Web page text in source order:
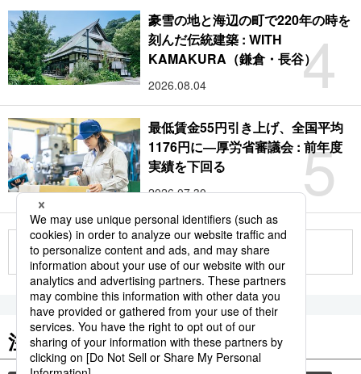
4
豪雪の地と海辺の町で220年の時を
刻んだ伝統建築 : WITH
KAMAKURA（鎌倉・長谷）
2026.08.04
5
最低賃金55円引き上げ、全国平均
1176円に―厚労省審議会 : 前年度
実績を下回る
2026.07.30
もっと見る
注目のキーワード